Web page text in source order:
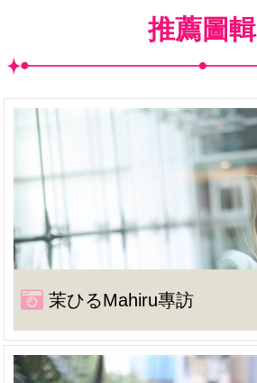
推薦圖輯
茉ひるMahiru專訪